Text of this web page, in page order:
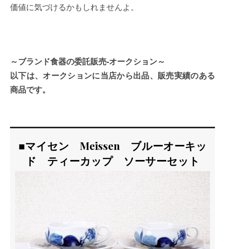
価値に気づけるかもしれませんよ。
～ブランド食器の委託販売-オークション～
以下は、オークションに当店から出品、販売実績のある
商品です。
■マイセン Meissen ブルーオーキッ
ド ティーカップ ソーサーセット